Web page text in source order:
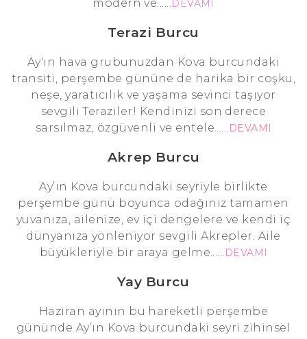
modern ve......DEVAMI
Terazi Burcu
Ay'ın hava grubunuzdan Kova burcundaki
transiti, perşembe gününe de harika bir coşku,
neşe, yaratıcılık ve yaşama sevinci taşıyor
sevgili Teraziler! Kendinizi son derece
sarsılmaz, özgüvenli ve entele...... DEVAMI
Akrep Burcu
Ay’ın Kova burcundaki seyriyle birlikte
perşembe günü boyunca odağınız tamamen
yuvanıza, ailenize, ev içi dengelere ve kendi iç
dünyanıza yönleniyor sevgili Akrepler. Aile
büyükleriyle bir araya gelme...... DEVAMI
Yay Burcu
Haziran ayının bu hareketli perşembe
gününde Ay’ın Kova burcundaki seyri zihinsel